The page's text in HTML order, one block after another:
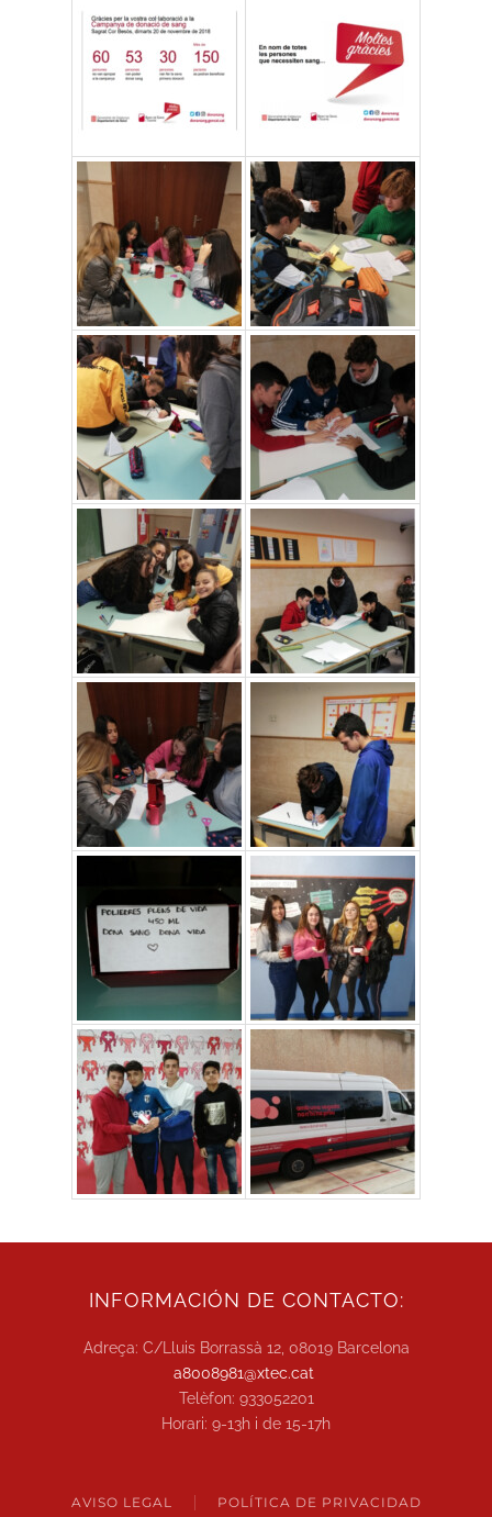
INFORMACIÓN DE CONTACTO:
Adreça: C/Lluis Borrassà 12, 08019 Barcelona
a8008981@xtec.cat
Telèfon: 933052201
Horari: 9-13h i de 15-17h
AVISO LEGAL POLÍTICA DE PRIVACIDAD